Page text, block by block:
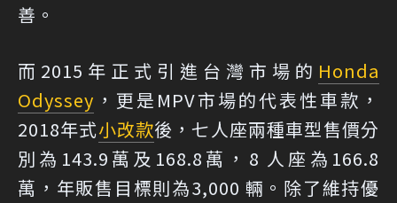
善。
而2015年正式引進台灣市場的 Honda
Odyssey ，更是MPV市場的代表性車款，
2018年式小改款後，七人座兩種車型售價分
別為143.9萬及168.8萬，8 人座為166.8
萬，年販售目標則為3,000 輛。除了維持優